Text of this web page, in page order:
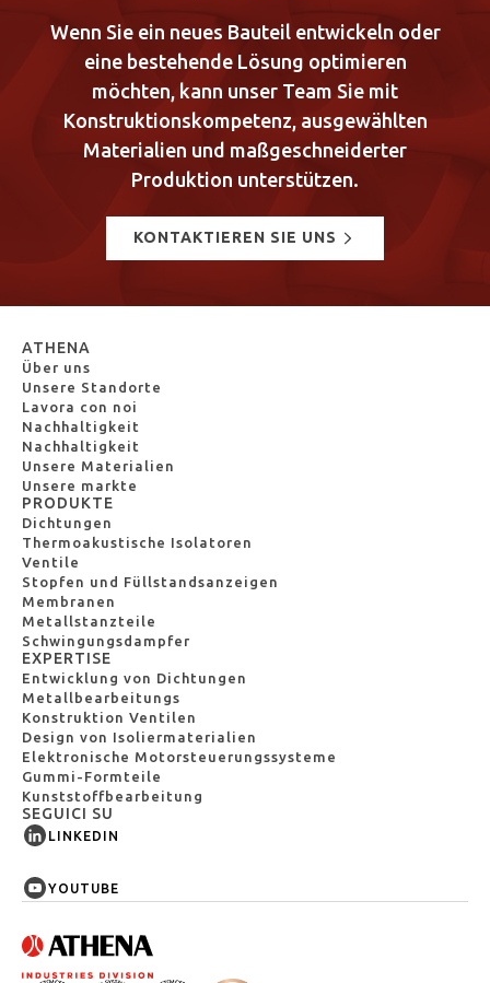
Wenn Sie ein neues Bauteil entwickeln oder
eine bestehende Lösung optimieren
möchten, kann unser Team Sie mit
Konstruktionskompetenz, ausgewählten
Materialien und maßgeschneiderter
Produktion unterstützen.
KONTAKTIEREN SIE UNS
ATHENA
Über uns
Unsere Standorte
Lavora con noi
Nachhaltigkeit
Nachhaltigkeit
Unsere Materialien
Unsere markte
PRODUKTE
Dichtungen
Thermoakustische Isolatoren
Ventile
Stopfen und Füllstandsanzeigen
Membranen
Metallstanzteile
Schwingungsdampfer
EXPERTISE
Entwicklung von Dichtungen
Metallbearbeitungs
Konstruktion Ventilen
Design von Isoliermaterialien
Elektronische Motorsteuerungssysteme
Gummi-Formteile
Kunststoffbearbeitung
SEGUICI SU
LINKEDIN
YOUTUBE